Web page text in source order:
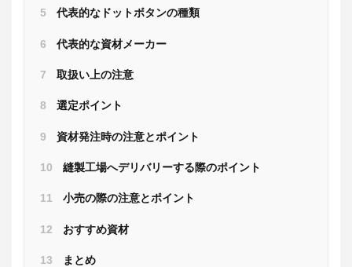
5 代表的なドットボタンの種類
6 代表的な資材メーカー
7 取扱い上の注意
8 選定ポイント
9 資材発注時の注意とポイント
10 縫製工場へデリバリーする際のポイント
11 小売の際の注意とポイント
12 おすすめ資材
13 まとめ